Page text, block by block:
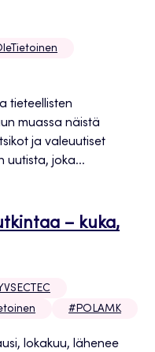
tieteellisten
muassa näistä
ja valeuutiset
uutista, joka...
– kuka,
#POLAMK
lokakuu, lähenee